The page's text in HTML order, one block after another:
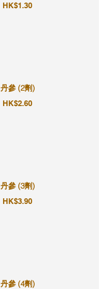
HK$1.30
丹參 (2劑)
HK$2.60
丹參 (3劑)
HK$3.90
丹參 (4劑)